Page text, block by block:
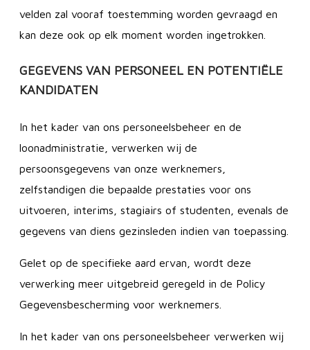
velden zal vooraf toestemming worden gevraagd en
kan deze ook op elk moment worden ingetrokken.
GEGEVENS VAN PERSONEEL EN POTENTIËLE
KANDIDATEN
In het kader van ons personeelsbeheer en de
loonadministratie, verwerken wij de
persoonsgegevens van onze werknemers,
zelfstandigen die bepaalde prestaties voor ons
uitvoeren, interims, stagiairs of studenten, evenals de
gegevens van diens gezinsleden indien van toepassing.
Gelet op de specifieke aard ervan, wordt deze
verwerking meer uitgebreid geregeld in de Policy
Gegevensbescherming voor werknemers.
In het kader van ons personeelsbeheer verwerken wij